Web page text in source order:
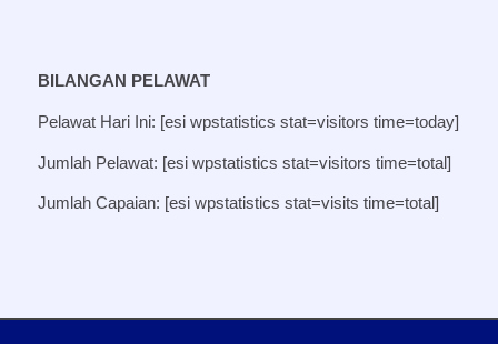
BILANGAN PELAWAT
Pelawat Hari Ini: [esi wpstatistics stat=visitors time=today]
Jumlah Pelawat: [esi wpstatistics stat=visitors time=total]
Jumlah Capaian: [esi wpstatistics stat=visits time=total]